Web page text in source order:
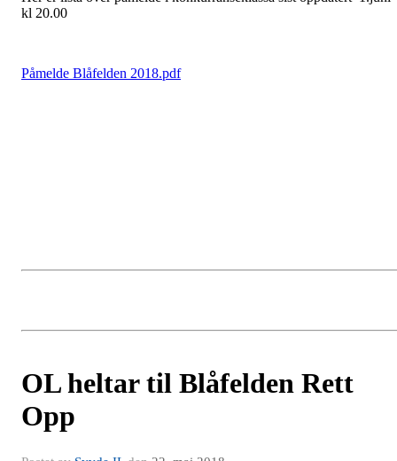
kl 20.00
Påmelde Blåfelden 2018.pdf
OL heltar til Blåfelden Rett
Opp